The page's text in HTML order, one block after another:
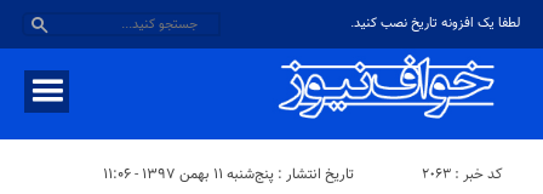
لطفا یک افزونه تاریخ نصب کنید.
کد خبر : ۲۰۶۳ تاریخ انتشار : پنج‌شنبه ۱۱ بهمن ۱۳۹۷ - ۱۱:۰۶